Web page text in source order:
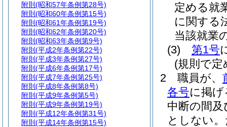
定める就
に関する
当該就業
(3)
第1号
(規則で
2
職員が、
各号に掲
中断の間
としない。
附則 (昭和57年条例第28号)
附則 (昭和60年条例第15号)
附則 (昭和61年条例第19号)
附則 (昭和62年条例第20号)
附則 (昭和63年条例第9号)
附則 (平成2年条例第22号)
附則 (平成3年条例第27号)
附則 (平成6年条例第17号)
附則 (平成7年条例第25号)
附則 (平成8年条例第8号)
附則 (平成9年条例第5号)
附則 (平成9年条例第19号)
附則 (平成12年条例第31号)
附則 (平成14年条例第15号)